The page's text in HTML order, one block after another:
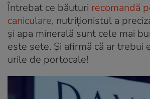
Întrebat ce băuturi recomandă
caniculare, nutriționistul a
și apa minerală sunt cele mai
este sete. Și afirmă că ar trebui
urile de portocale!